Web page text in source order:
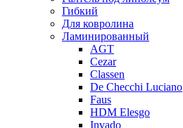
Гибкий
Для ковролина
Ламинированный
AGT
Cezar
Classen
De Checchi Luciano
Faus
HDM Elesgo
Invado